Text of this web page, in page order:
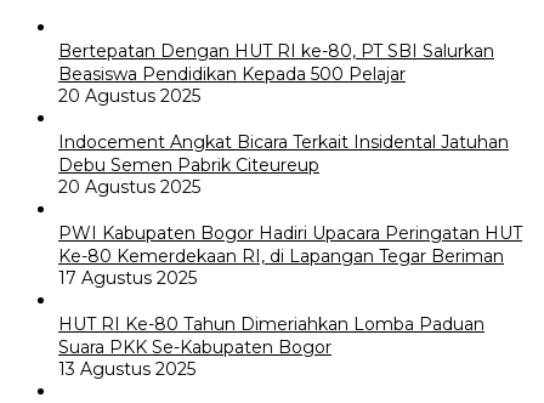
Bertepatan Dengan HUT RI ke-80, PT SBI Salurkan
Beasiswa Pendidikan Kepada 500 Pelajar
20 Agustus 2025
Indocement Angkat Bicara Terkait Insidental Jatuhan
Debu Semen Pabrik Citeureup
20 Agustus 2025
PWI Kabupaten Bogor Hadiri Upacara Peringatan HUT
Ke-80 Kemerdekaan RI, di Lapangan Tegar Beriman
17 Agustus 2025
HUT RI Ke-80 Tahun Dimeriahkan Lomba Paduan
Suara PKK Se-Kabupaten Bogor
13 Agustus 2025